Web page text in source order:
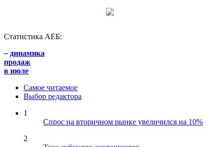
Статистика АЕБ:
– динамика
продаж
в июле
Самое читаемое
Выбор редактора
1
Спрос на вторичном рынке увеличился на 10%
2